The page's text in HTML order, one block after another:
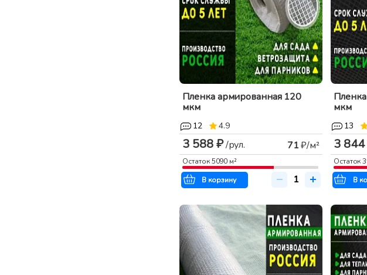
Пленка армированная 120
мкм
12 4.9
3 588 ₽/рул. 71₽/м²
Остаток5090 м²
В корзину
мкм
13
3
Остаток
В